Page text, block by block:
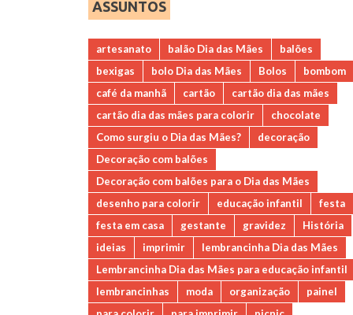
ASSUNTOS
artesanato balão Dia das Mães
balões
bexigas
bolo Dia das Mães Bolos
bombom
café da manhã
cartão
cartão dia das mães
cartão dia das mães para colorir
chocolate
Como surgiu o Dia das Mães?
decoração
Decoração com balões
Decoração com balões para o Dia das Mães
desenho para colorir
educação infantil
festa
festa em casa
gestante gravidez
História
ideias
imprimir
lembrancinha Dia das Mães
Lembrancinha Dia das Mães para educação infantil
lembrancinhas
moda organização
painel